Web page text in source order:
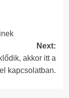
Next:
akkor itt a
kapcsolatban.